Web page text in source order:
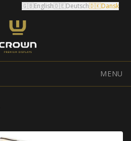
🇬🇧English🇩🇪Deutsch🇩🇰Dansk
MENU